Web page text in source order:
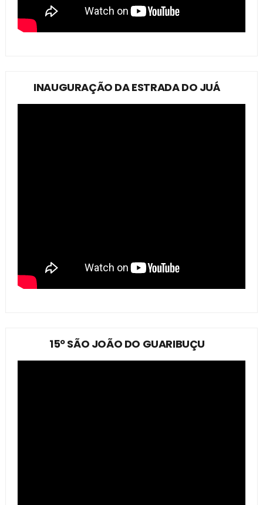
INAUGURAÇÃO DA ESTRADA DO JUÁ
15º SÃO JOÃO DO GUARIBUÇU